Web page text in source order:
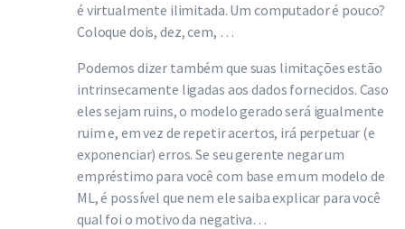
é virtualmente ilimitada. Um computador é pouco?
Coloque dois, dez, cem, …
Podemos dizer também que suas limitações estão
intrinsecamente ligadas aos dados fornecidos. Caso
eles sejam ruins, o modelo gerado será igualmente
ruim e, em vez de repetir acertos, irá perpetuar (e
exponenciar) erros. Se seu gerente negar um
empréstimo para você com base em um modelo de
ML, é possível que nem ele saiba explicar para você
qual foi o motivo da negativa…